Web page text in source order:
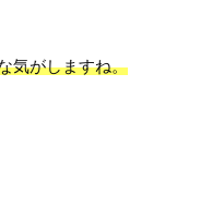
気がしますね。